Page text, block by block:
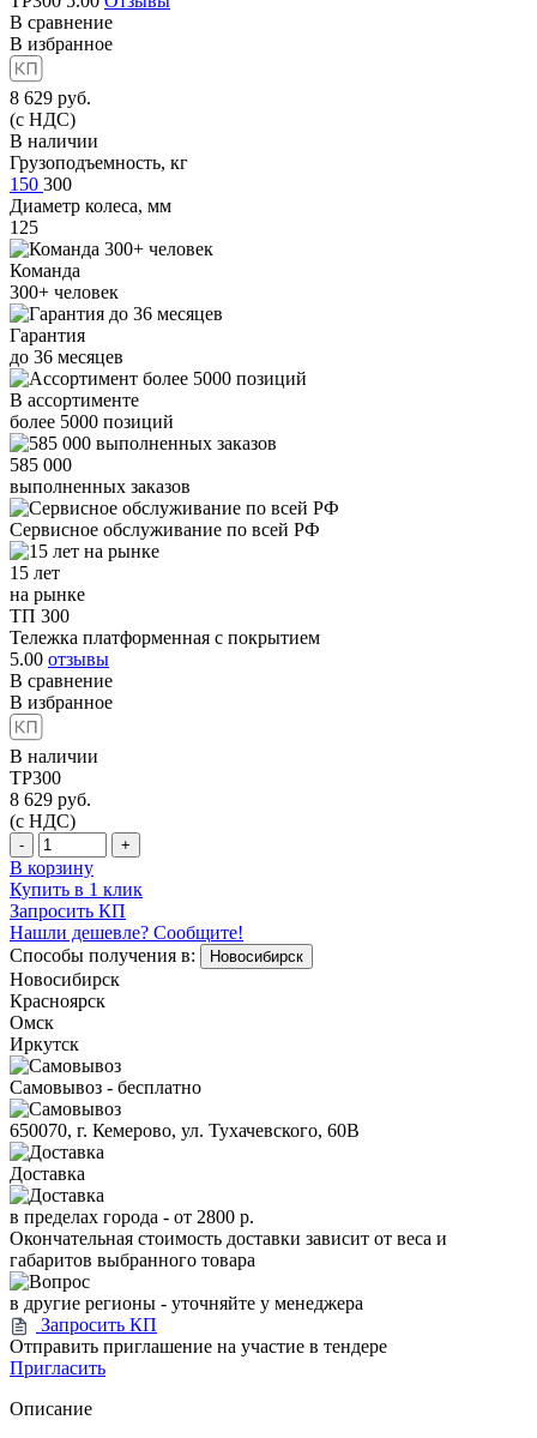
В сравнение
В избранное
8 629 руб.
(с НДС)
В наличии
Грузоподъемность, кг
150 300
Диаметр колеса, мм
125
Команда
300+ человек
Гарантия
до 36 месяцев
В ассортименте
более 5000 позиций
585 000
выполненных заказов
Сервисное обслуживание по всей РФ
15 лет
на рынке
ТП 300
Тележка платформенная с покрытием
5.00 отзывы
В сравнение
В избранное
В наличии
TP300
8 629 руб.
(с НДС)
- +
В корзину
Купить в 1 клик
Запросить КП
Нашли дешевле? Сообщите!
Способы получения в:
Новосибирск
Новосибирск
Красноярск
Омск
Иркутск
Самовывоз - бесплатно
650070, г. Кемерово, ул. Тухачевского, 60В
Доставка
в пределах города - от 2800 р.
Окончательная стоимость доставки зависит от веса и
габаритов выбранного товара
в другие регионы - уточняйте у менеджера
Запросить КП
Отправить приглашение на участие в тендере
Пригласить
Описание